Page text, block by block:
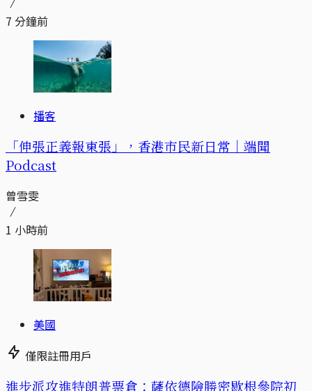
7 分鐘前
播客
「伸張正義報東張」，香港市民新日常｜端聞
Podcast
曾雪雯
1 小時前
美國
僅限註冊用戶
進步派攻進特朗普票倉：薩依德險勝密歇根參院初